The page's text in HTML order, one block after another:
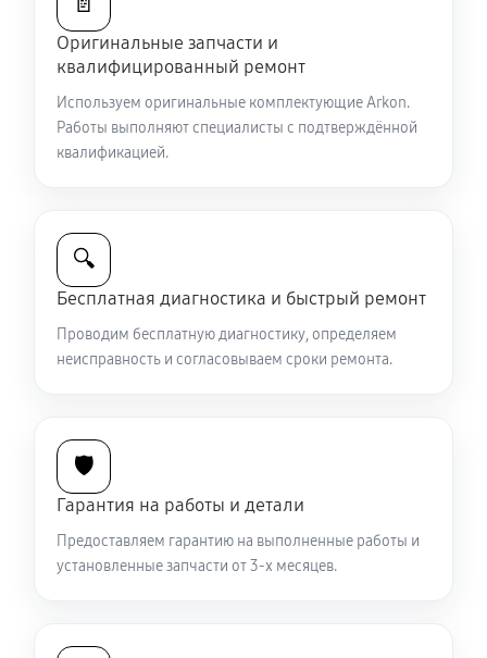
Ремонт и замена аккумулятора
1440 руб
Ремонт Wi-Fi модуля тепловизионного прицела
Arkon Alfa II ST25
Замена процессора CPU
Ремонт разъема питания
Не работает батарейный отсек
2970 руб
Оригинальные запчасти и
квалифицированный ремонт
Используем оригинальные комплектующие Arkon.
Работы выполняют специалисты с подтверждённой
квалификацией.
🔍
Бесплатная диагностика и быстрый ремонт
Проводим бесплатную диагностику, определяем
неисправность и согласовываем сроки ремонта.
🛡️
Гарантия на работы и детали
Предоставляем гарантию на выполненные работы и
установленные запчасти от 3-х месяцев.